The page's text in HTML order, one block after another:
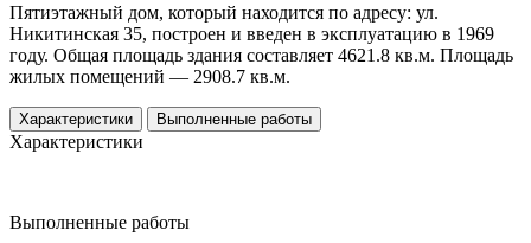
Пятиэтажный дом, который находится по адресу: ул.
Никитинская 35, построен и введен в эксплуатацию в 1969
году. Общая площадь здания составляет 4621.8 кв.м. Площадь
жилых помещений — 2908.7 кв.м.
Характеристики Выполненные работы
Характеристики
Выполненные работы